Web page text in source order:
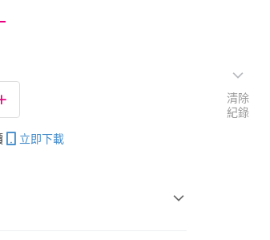
立即下載
清除
紀錄